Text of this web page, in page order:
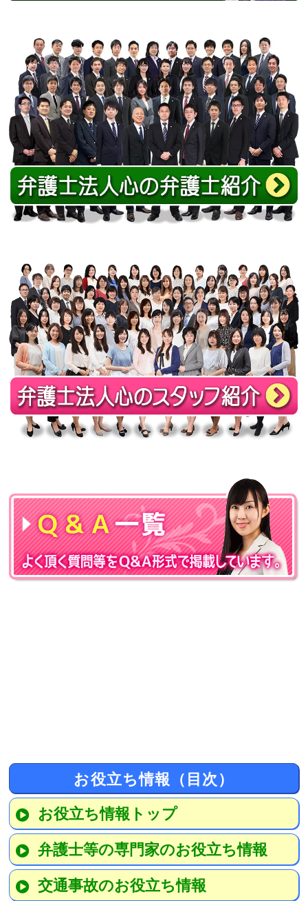
お役立ち情報（目次）
お役立ち情報トップ
弁護士等の専門家のお役立ち情報
交通事故のお役立ち情報